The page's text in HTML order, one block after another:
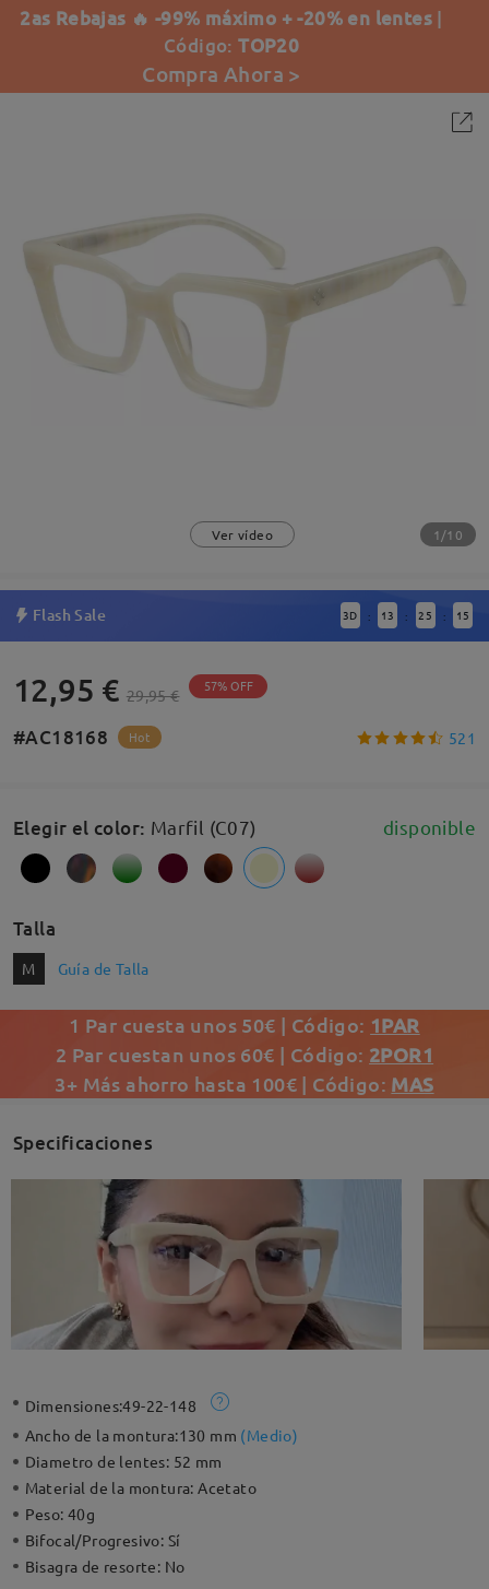
2as Rebajas 🔥 -99% máximo + -20% en lentes |
Código:TOP20
Compra Ahora >
Ver vídeo 1/10
Flash Sale 3D : 13 : 25 : 15
12,95 € 29,95 € 57% OFF
#AC18168 Hot 521
Elegir el color: Marfil (C07) disponible
Talla
M Guía de Talla
1 Par cuesta unos 50€ | Código: 1PAR
2 Par cuestan unos 60€ | Código: 2POR1
3+ Más ahorro hasta 100€ | Código: MAS
Specificaciones
Dimensiones:49-22-148
Ancho de la montura:130 mm (Medio)
Diametro de lentes: 52 mm
Material de la montura:Acetato
Peso:40g
Bifocal/Progresivo: Sí
Bisagra de resorte: No